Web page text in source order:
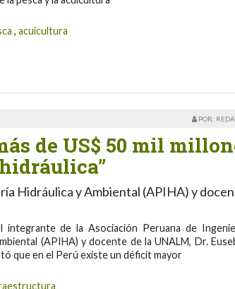
, acuicultura
POR:
de US$ 50 mil
Hidráulica y Ambiental (APIHA) y
integrante de la Asociación Peruana de
(APIHA) y docente de la UNALM, Dr.
que en el Perú existe un déficit mayor